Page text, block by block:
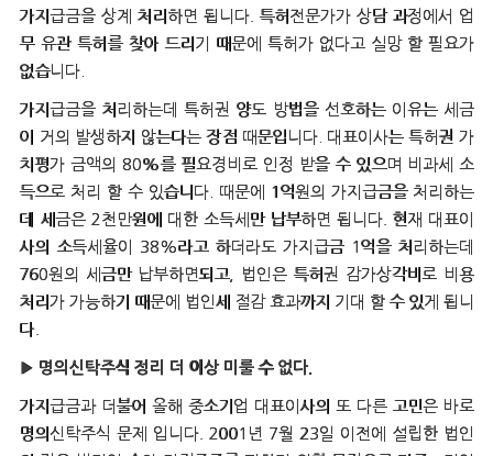
가지급금을 상계 처리하면 됩니다. 특허전문가가 상담 과정에서 업
무 유관 특허를 찾아 드리기 때문에 특허가 없다고 실망 할 필요가
없습니다.
가지급금을 처리하는데 특허권 양도 방법을 선호하는 이유는 세금
이 거의 발생하지 않는다는 장점 때문입니다. 대표이사는 특허권 가
치평가 금액의 80%를 필요경비로 인정 받을 수 있으며 비과세 소
득으로 처리 할 수 있습니다. 때문에 1억원의 가지급금을 처리하는
데 세금은 2천만원에 대한 소득세만 납부하면 됩니다. 현재 대표이
사의 소득세율이 38%라고 하더라도 가지급금 1억을 처리하는데
760원의 세금만 납부하면되고, 법인은 특허권 감가상각비로 비용
처리가 가능하기 때문에 법인세 절감 효과까지 기대 할 수 있게 됩니
다.
▶ 명의신탁주식 정리 더 이상 미룰 수 없다.
가지급금과 더불어 올해 중소기업 대표이사의 또 다른 고민은 바로
명의신탁주식 문제 입니다. 2001년 7월 23일 이전에 설립한 법인